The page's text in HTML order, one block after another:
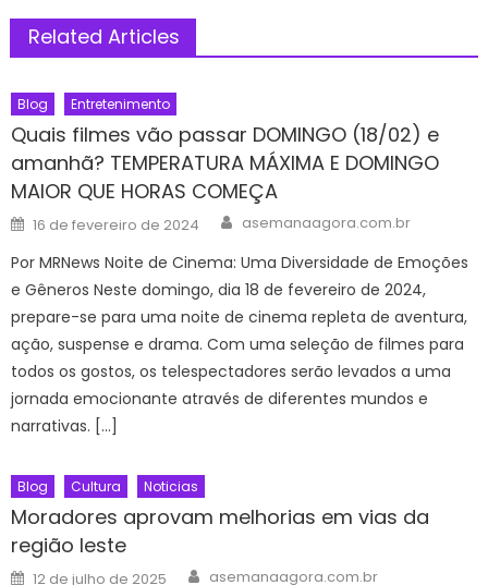
Related Articles
Blog Entretenimento
Quais filmes vão passar DOMINGO (18/02) e
amanhã? TEMPERATURA MÁXIMA E DOMINGO
MAIOR QUE HORAS COMEÇA
Posted
on
16 de fevereiro de 2024 Author
asemanaagora.com.br
Por MRNews Noite de Cinema: Uma Diversidade de Emoções
e Gêneros Neste domingo, dia 18 de fevereiro de 2024,
prepare-se para uma noite de cinema repleta de aventura,
ação, suspense e drama. Com uma seleção de filmes para
todos os gostos, os telespectadores serão levados a uma
jornada emocionante através de diferentes mundos e
narrativas. […]
Blog Cultura Noticias
Moradores aprovam melhorias em vias da
região leste
Posted
12 de julho de 2025 Author
asemanaagora.com.br